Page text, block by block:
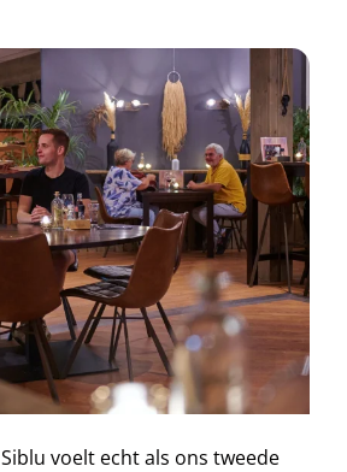
voelt echt als ons tweede